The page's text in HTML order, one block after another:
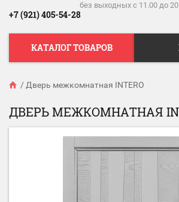
без выходных c 11.00 до
+7 (921) 405-54-28
КАТАЛОГ ТОВАРОВ
/ Дверь межкомнатная INTERO
ДВЕРЬ МЕЖКОМНАТНАЯ